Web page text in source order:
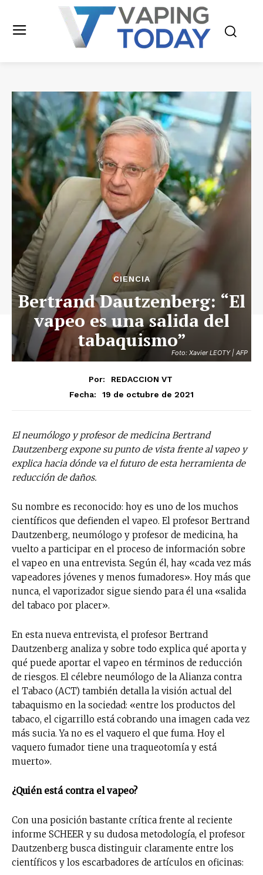
Foto: Xavier LEOTY | AFP
CIENCIA
Bertrand Dautzenberg: “El
vapeo es una salida del
tabaquismo”
Por:
REDACCION VT
Fecha:
19 de octubre de 2021
El neumólogo y profesor de medicina Bertrand
Dautzenberg expone su punto de vista frente al vapeo y
explica hacia dónde va el futuro de esta herramienta de
reducción de daños.
Su nombre es reconocido: hoy es uno de los muchos
científicos que defienden el vapeo. El profesor Bertrand
Dautzenberg, neumólogo y profesor de medicina, ha
vuelto a participar en el proceso de información sobre
el vapeo en una entrevista. Según él, hay «cada vez más
vapeadores jóvenes y menos fumadores». Hoy más que
nunca, el vaporizador sigue siendo para él una «salida
del tabaco por placer».
En esta nueva entrevista, el profesor Bertrand
Dautzenberg analiza y sobre todo explica qué aporta y
qué puede aportar el vapeo en términos de reducción
de riesgos. El célebre neumólogo de la Alianza contra
el Tabaco (ACT) también detalla la visión actual del
tabaquismo en la sociedad: «entre los productos del
tabaco, el cigarrillo está cobrando una imagen cada vez
más sucia. Ya no es el vaquero el que fuma. Hoy el
vaquero fumador tiene una traqueotomía y está
muerto».
¿Quién está contra el vapeo?
Con una posición bastante crítica frente al reciente
informe SCHEER y su dudosa metodología, el profesor
Dautzenberg busca distinguir claramente entre los
científicos y los escarbadores de artículos en oficinas: